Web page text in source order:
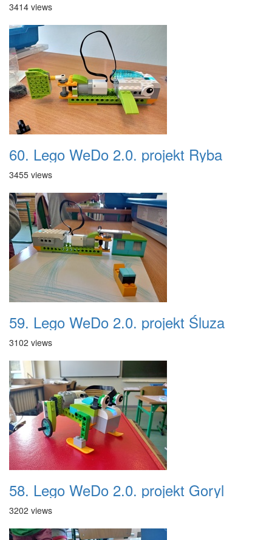
3414 views
60. Lego WeDo 2.0. projekt Ryba
3455 views
59. Lego WeDo 2.0. projekt Śluza
3102 views
58. Lego WeDo 2.0. projekt Goryl
3202 views